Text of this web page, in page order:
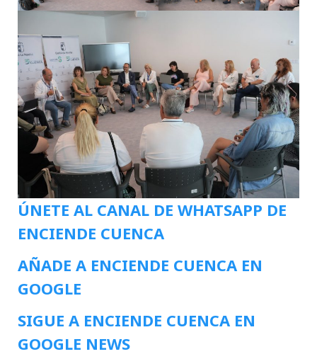
ÚNETE AL CANAL DE WHATSAPP DE
ENCIENDE CUENCA
AÑADE A ENCIENDE CUENCA EN
GOOGLE
SIGUE A ENCIENDE CUENCA EN
GOOGLE NEWS